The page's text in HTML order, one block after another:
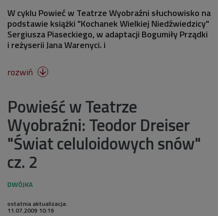
W cyklu Powieć w Teatrze Wyobraźni słuchowisko na
podstawie książki "Kochanek Wielkiej Niedźwiedzicy"
Sergiusza Piaseckiego, w adaptacji Bogumiły Prządki
i reżyserii Jana Warenyci. i
rozwiń 
Powieść w Teatrze
Wyobraźni: Teodor Dreiser
"Świat celuloidowych snów"
cz. 2
ostatnia aktualizacja:
11.07.2009 10:19